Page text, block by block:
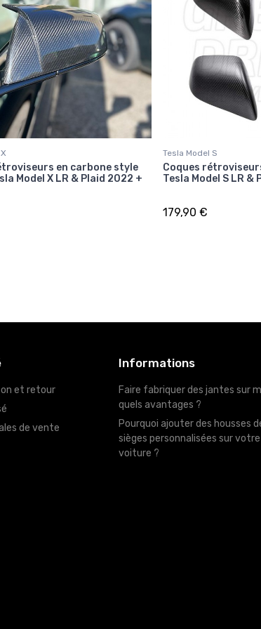
en carbone style
Model X LR & Plaid 2022 +
Tesla Model S
Coques
Tesla Model S LR &
179,90 €
et retour
de vente
Informations
Faire fabriquer des jantes sur
quels avantages ?
Pourquoi ajouter des housses
sièges personnalisées sur votre
voiture ?